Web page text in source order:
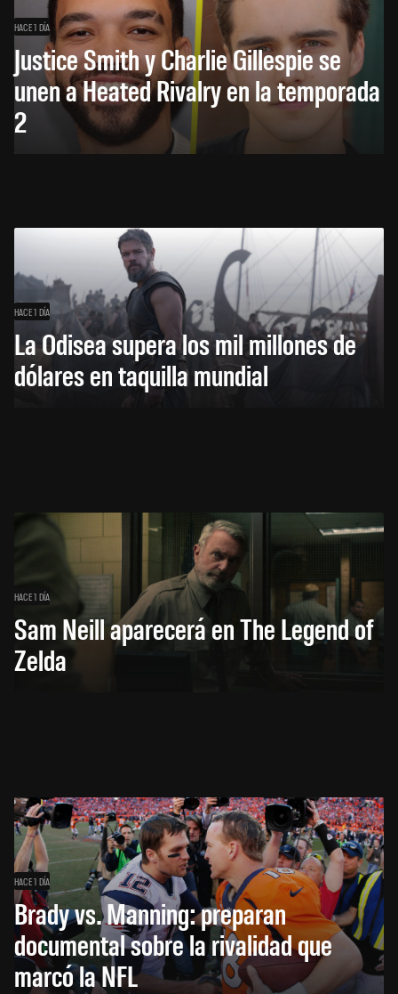
HACE 1 DÍA
Justice Smith y Charlie Gillespie se
unen a Heated Rivalry en la temporada
2
HACE 1 DÍA
La Odisea supera los mil millones de
dólares en taquilla mundial
HACE 1 DÍA
Sam Neill aparecerá en The Legend of
Zelda
HACE 1 DÍA
Brady vs. Manning: preparan
documental sobre la rivalidad que
marcó la NFL